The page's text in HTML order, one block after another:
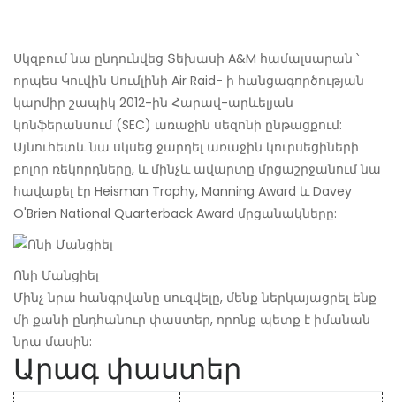
Սկզբում նա ընդունվեց Տեխասի A&M համալսարան ՝
որպես Կուվին Սումլինի Air Raid- ի հանցագործության
կարմիր շապիկ 2012-ին Հարավ-արևելյան
կոնֆերանսում (SEC) առաջին սեզոնի ընթացքում:
Այնուհետև նա սկսեց ջարդել առաջին կուրսեցիների
բոլոր ռեկորդները, և մինչև ավարտը մրցաշրջանում նա
հավաքել էր Heisman Trophy, Manning Award և Davey
O'Brien National Quarterback Award մրցանակները:
Ոնի Մանցիել
Մինչ նրա հանգրվանը սուզվելը, մենք ներկայացրել ենք
մի քանի ընդհանուր փաստեր, որոնք պետք է իմանան
նրա մասին:
Արագ փաստեր